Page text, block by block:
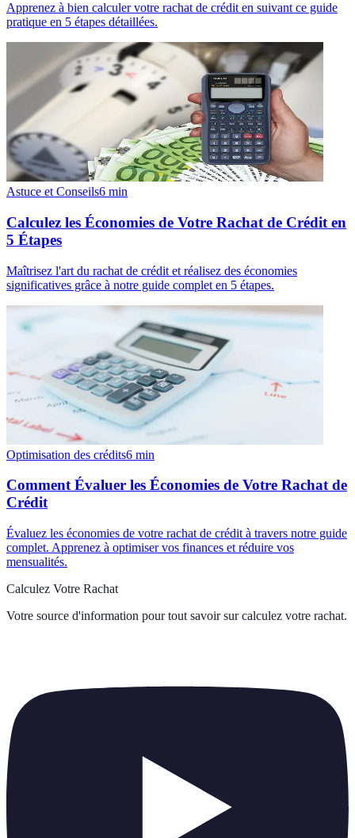
Apprenez à bien calculer votre rachat de crédit en suivant ce guide
pratique en 5 étapes détaillées.
Astuce et Conseils6 min
Calculez les Économies de Votre Rachat de Crédit en
5 Étapes
Maîtrisez l'art du rachat de crédit et réalisez des économies
significatives grâce à notre guide complet en 5 étapes.
Optimisation des crédits6 min
Comment Évaluer les Économies de Votre Rachat de
Crédit
Évaluez les économies de votre rachat de crédit à travers notre guide
complet. Apprenez à optimiser vos finances et réduire vos
mensualités.
Calculez Votre Rachat
Votre source d'information pour tout savoir sur calculez votre rachat.